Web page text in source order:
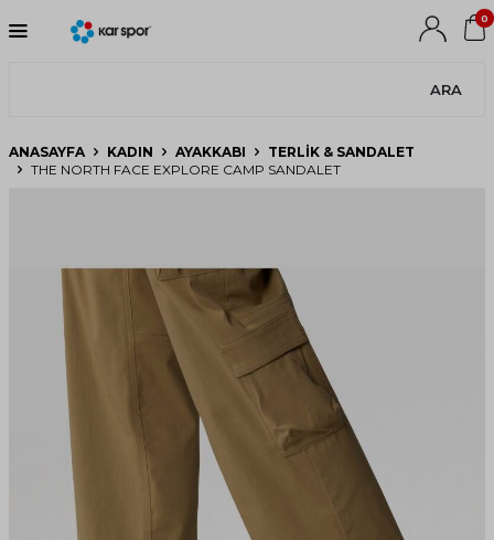
ARA
0
ANASAYFA KADIN AYAKKABI
TERLIK & SANDALET
THE NORTH FACE EXPLORE CAMP SANDALET